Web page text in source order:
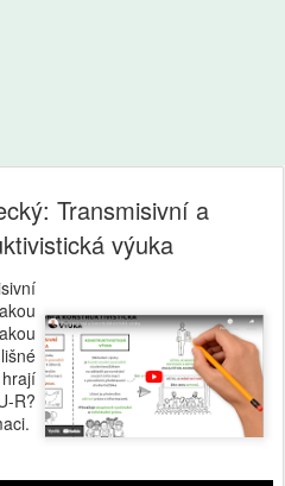
Transmisivní a
výuka
R?